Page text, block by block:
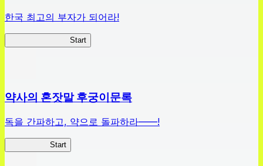
한국 최고의 부자가 되어라!
Start
약사의 혼잣말 후궁이문록
독을 간파하고, 약으로 돌파하라——!
Start